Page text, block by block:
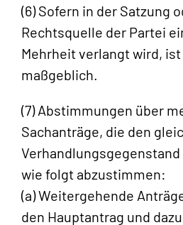
(6) Sofern in der Satzung
Rechtsquelle der Partei
Mehrheit verlangt wird,
maßgeblich.
(7) Abstimmungen über
Sachanträge, die den
wie folgt abzustimmen:
(a) Weitergehende
den Hauptantrag und